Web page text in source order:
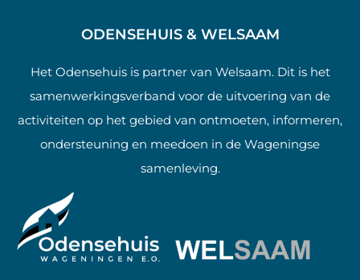
ODENSEHUIS & WELSAAM
Het Odensehuis is partner van Welsaam. Dit is het
samenwerkingsverband voor de uitvoering van de
activiteiten op het gebied van ontmoeten, informeren,
ondersteuning en meedoen in de Wageningse
samenleving.